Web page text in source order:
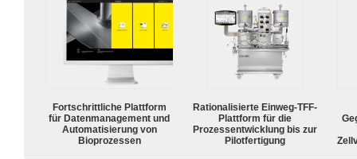
Fortschrittliche Plattform
für Datenmanagement und
Automatisierung von
Bioprozessen
Rationalisierte Einweg-TFF-
Plattform für die
Prozessentwicklung bis zur
Pilotfertigung